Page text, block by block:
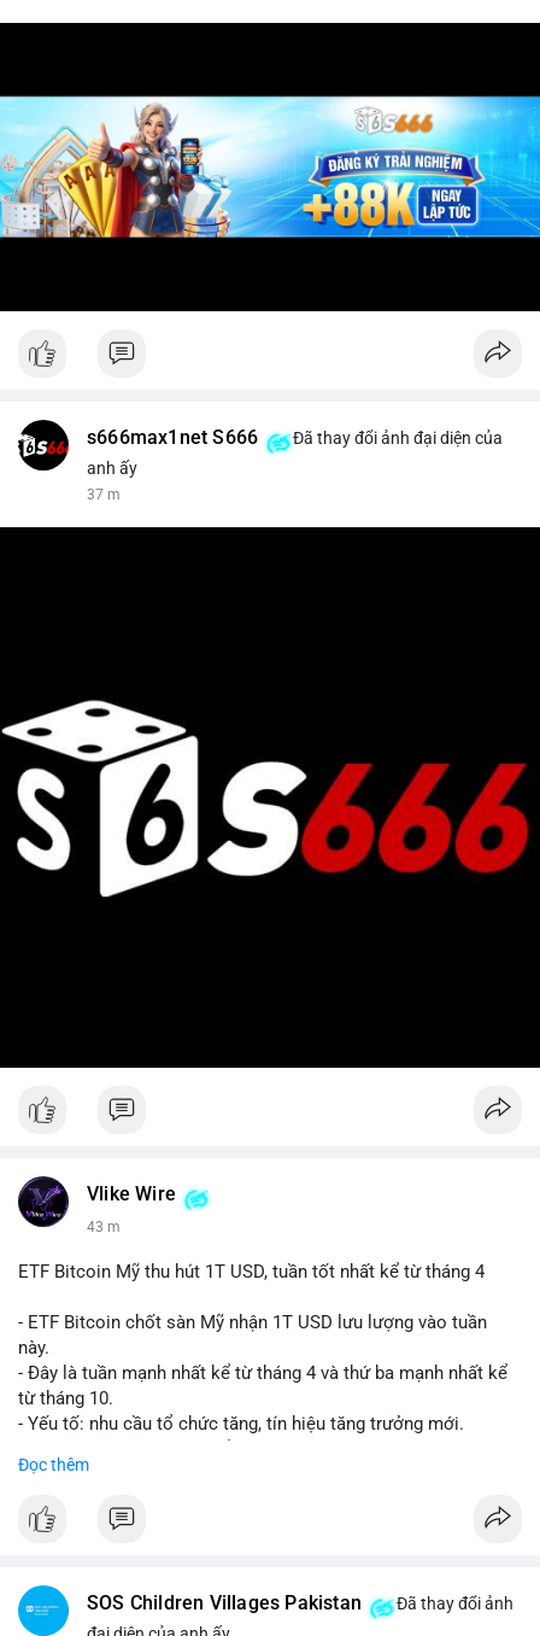
s666max1net S666
Đã thay đổi ảnh đại diện của
anh ấy
37 m
Vlike Wire
43 m
ETF Bitcoin Mỹ thu hút 1T USD, tuần tốt nhất kể từ tháng 4
- ETF Bitcoin chốt sàn Mỹ nhận 1T USD lưu lượng vào tuần
này.
- Đây là tuần mạnh nhất kể từ tháng 4 và thứ ba mạnh nhất kể
từ tháng 10.
- Yếu tố: nhu cầu tổ chức tăng, tín hiệu tăng trưởng mới.
dẫn.
#binancesquare
#vlikevn #titanbot
Đọc thêm
SOS Children Villages Pakistan
Đã thay đổi ảnh